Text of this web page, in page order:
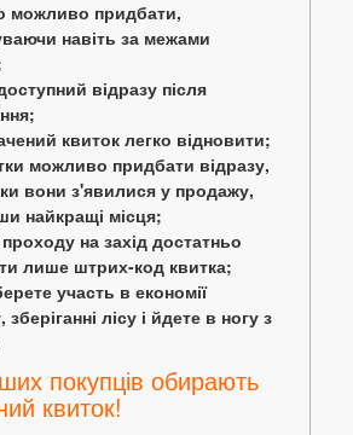
можливо придбати,
навіть за межами
відразу після
квиток легко відновити;
можливо придбати відразу,
вони з'явилися у продажу,
найкращі місця;
на захід достатньо
лише штрих-код квитка;
участь в економії
зберіганні лісу і йдете в ногу з
покупців обирають
квиток!